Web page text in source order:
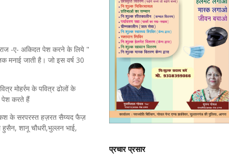
-ए- अकिदत पेश करने के लिये "
मनाई जाती है। जो इस वर्ष 30
मोहर्रम के पवित्र ढोलों के
पेश करते हैं
के सरपरस्त हज़रत सैय्यद फैज़
शानू चौधरी,भुल्लन भाई,
प्रचार प्रसार